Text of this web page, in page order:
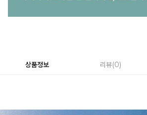
상품정보 리뷰 0